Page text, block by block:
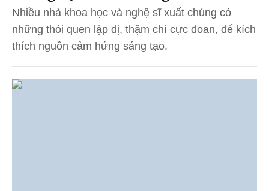
Nhiều nhà khoa học và nghệ sĩ xuất chúng có
những thói quen lập dị, thậm chí cực đoan, để kích
thích nguồn cảm hứng sáng tạo.